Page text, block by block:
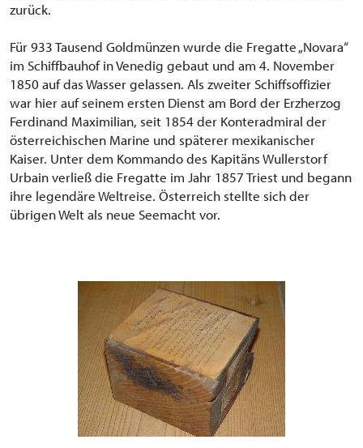
zurück.
Für 933 Tausend Goldmünzen wurde die Fregatte „Novara“
im Schiffbauhof in Venedig gebaut und am 4. November
1850 auf das Wasser gelassen. Als zweiter Schiffsoffizier
war hier auf seinem ersten Dienst am Bord der Erzherzog
Ferdinand Maximilian, seit 1854 der Konteradmiral der
österreichischen Marine und späterer mexikanischer
Kaiser. Unter dem Kommando des Kapitäns Wullerstorf
Urbain verließ die Fregatte im Jahr 1857 Triest und begann
ihre legendäre Weltreise. Österreich stellte sich der
übrigen Welt als neue Seemacht vor.